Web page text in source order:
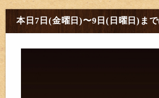
本日7日(金曜日)〜9日(日曜日)まで